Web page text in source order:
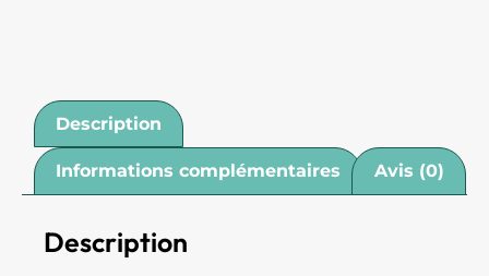
Description
Informations complémentaires Avis (0)
Description